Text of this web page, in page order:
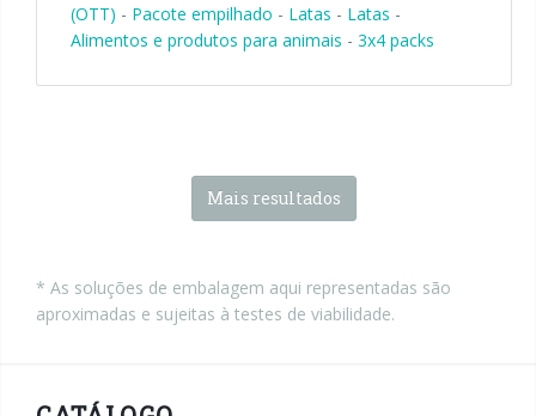
(OTT) - Pacote empilhado - Latas - Latas -
Alimentos e produtos para animais - 3x4 packs
Mais resultados
* As soluções de embalagem aqui representadas são
aproximadas e sujeitas à testes de viabilidade.